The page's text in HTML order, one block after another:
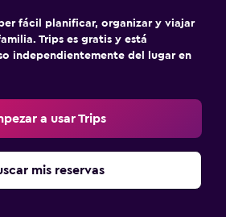
fácil planificar, organizar y viajar
Trips es gratis y está
independientemente del lugar en
a usar Trips
mis reservas